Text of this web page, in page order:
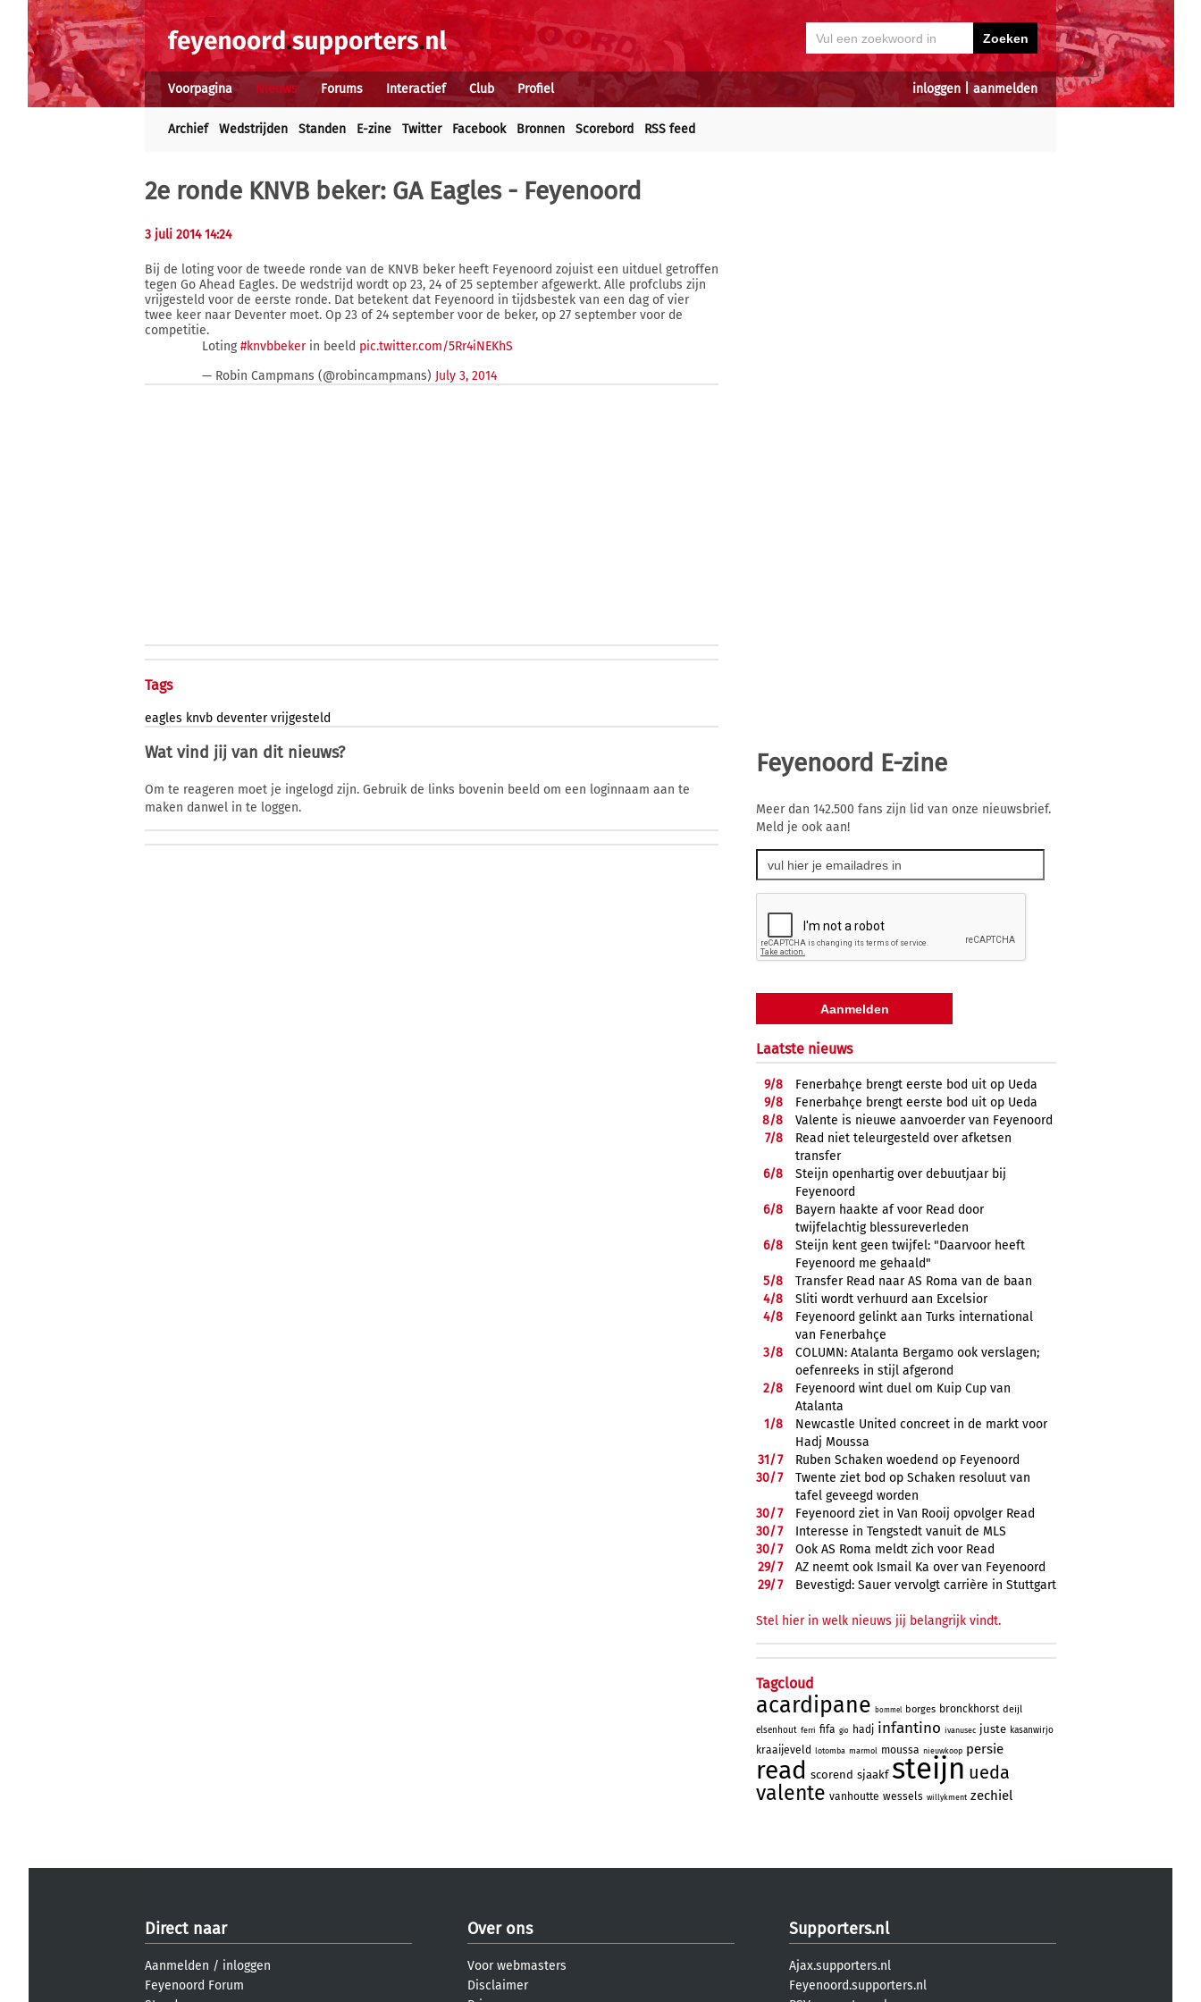
inloggen aanmelden
Voorpagina Nieuws Forums Interactief Club Profiel
Archief Wedstrijden Standen E-zine Twitter Facebook Bronnen Scorebord RSS feed
2e ronde KNVB beker: GA Eagles - Feyenoord
3 juli 2014 14:24
Bij de loting voor de tweede ronde van de KNVB beker heeft Feyenoord zojuist een uitduel getroffen
tegen Go Ahead Eagles. De wedstrijd wordt op 23, 24 of 25 september afgewerkt. Alle profclubs zijn
vrijgesteld voor de eerste ronde. Dat betekent dat Feyenoord in tijdsbestek van een dag of vier
twee keer naar Deventer moet. Op 23 of 24 september voor de beker, op 27 september voor de
competitie.
Loting#knvbbekerin beeld pic.twitter.com/5Rr4iNEKhS
— Robin Campmans (@robincampmans) July 3, 2014
Tags
eagles knvb deventer vrijgesteld
Wat vind jij van dit nieuws?
Om te reageren moet je ingelogd zijn. Gebruik de links bovenin beeld om een loginnaam aan te
maken danwel in te loggen.
Feyenoord E-zine
Meer dan 142.500 fans zijn lid van onze nieuwsbrief.
Meld je ook aan!
Laatste nieuws
9/8
Fenerbahçe brengt eerste bod uit op Ueda
9/8
Fenerbahçe brengt eerste bod uit op Ueda
8/8
Valente is nieuwe aanvoerder van Feyenoord
7/8
Read niet teleurgesteld over afketsen
transfer
6/8
Steijn openhartig over debuutjaar bij
Feyenoord
6/8
Bayern haakte af voor Read door
twijfelachtig blessureverleden
6/8
Steijn kent geen twijfel: "Daarvoor heeft
Feyenoord me gehaald"
5/8
Transfer Read naar AS Roma van de baan
4/8
Sliti wordt verhuurd aan Excelsior
4/8
Feyenoord gelinkt aan Turks international
van Fenerbahçe
3/8
COLUMN: Atalanta Bergamo ook verslagen;
oefenreeks in stijl afgerond
2/8
Feyenoord wint duel om Kuip Cup van
Atalanta
1/8
Newcastle United concreet in de markt voor
Hadj Moussa
31/7
Ruben Schaken woedend op Feyenoord
30/7
Twente ziet bod op Schaken resoluut van
tafel geveegd worden
30/7
Feyenoord ziet in Van Rooij opvolger Read
30/7
Interesse in Tengstedt vanuit de MLS
30/7
Ook AS Roma meldt zich voor Read
29/7
AZ neemt ook Ismail Ka over van Feyenoord
29/7 Bevestigd: Sauer vervolgt carrière in Stuttgart
Stel hier in welk nieuws jij belangrijk vindt.
Tagcloud
acardipane bommel borges bronckhorst deijl
elsenhout ferri fifa gio hadj infantino ivanusec juste kasanwirjo
kraaijeveld lotomba marmol moussa nieuwkoop persie
read scorend sjaakf steijn ueda
valente vanhoutte wessels willykment zechiel
Direct naar
Aanmelden / inloggen
Feyenoord Forum
Over ons
Voor webmasters
Disclaimer
Supporters.nl
Ajax.supporters.nl
Feyenoord.supporters.nl